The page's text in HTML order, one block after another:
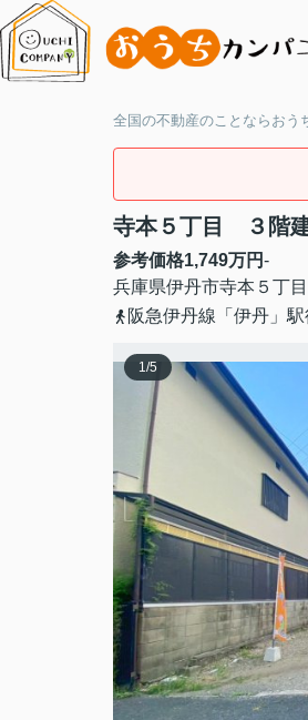
全国の不動産のことならおう
寺本５丁目 ３階
参考価格1,749万円-
兵庫県伊丹市寺本 ５丁目
阪急伊丹線「伊丹」
1/5